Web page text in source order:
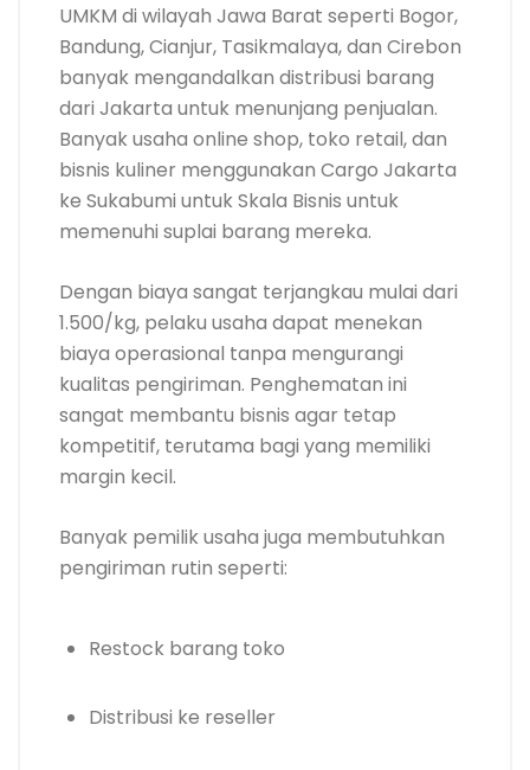
UMKM di wilayah Jawa Barat seperti Bogor,
Bandung, Cianjur, Tasikmalaya, dan Cirebon
banyak mengandalkan distribusi barang
dari Jakarta untuk menunjang penjualan.
Banyak usaha online shop, toko retail, dan
bisnis kuliner menggunakan Cargo Jakarta
ke Sukabumi untuk Skala Bisnis untuk
memenuhi suplai barang mereka.
Dengan biaya sangat terjangkau mulai dari
1.500/kg, pelaku usaha dapat menekan
biaya operasional tanpa mengurangi
kualitas pengiriman. Penghematan ini
sangat membantu bisnis agar tetap
kompetitif, terutama bagi yang memiliki
margin kecil.
Banyak pemilik usaha juga membutuhkan
pengiriman rutin seperti:
Restock barang toko
Distribusi ke reseller